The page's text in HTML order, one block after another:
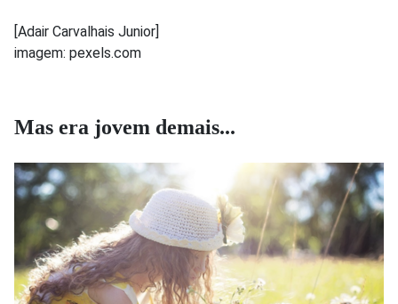
[Adair Carvalhais Junior]
imagem: pexels.com
Mas era jovem demais...